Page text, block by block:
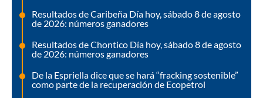
Resultados de Caribeña Día hoy, sábado 8 de agosto
de 2026: números ganadores
Resultados de Chontico Día hoy, sábado 8 de agosto
de 2026: números ganadores
De la Espriella dice que se hará “fracking sostenible”
como parte de la recuperación de Ecopetrol